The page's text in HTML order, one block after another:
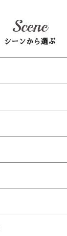
Scene
シーンから選ぶ